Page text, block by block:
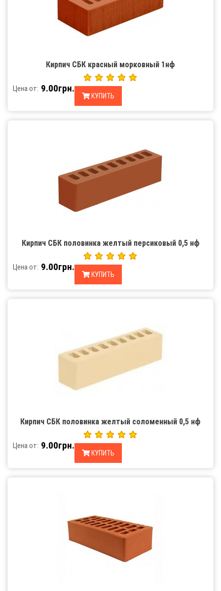
Кирпич СБК красный морковный 1нф
Цена от: 9.00грн.
КУПИТЬ
Кирпич СБК половинка желтый персиковый 0,5 нф
Цена от: 9.00грн.
КУПИТЬ
Кирпич СБК половинка желтый соломенный 0,5 нф
Цена от: 9.00грн.
КУПИТЬ